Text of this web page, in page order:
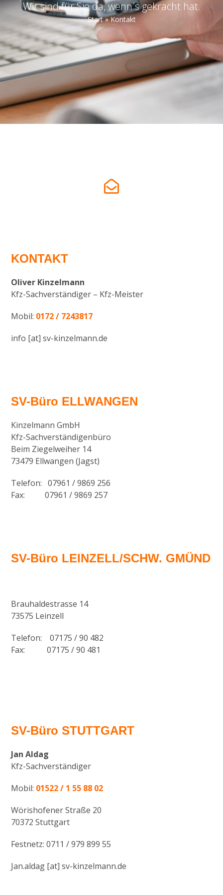
Wir sind für Sie da, wenn´s gekracht hat.
Start»Kontakt
KONTAKT
Oliver Kinzelmann
Kfz-Sachverständiger – Kfz-Meister
Mobil: 0172 / 7243817
info [at] sv-kinzelmann.de
SV-Büro ELLWANGEN
Kinzelmann GmbH
Kfz-Sachverständigenbüro
Beim Ziegelweiher 14
73479 Ellwangen (Jagst)
Telefon: 07961 / 9869 256
Fax: 07961 / 9869 257
SV-Büro LEINZELL/SCHW. GMÜND
Brauhaldestrasse 14
73575 Leinzell
Telefon: 07175 / 90 482
Fax: 07175 / 90 481
SV-Büro STUTTGART
Jan Aldag
Kfz-Sachverständiger
Mobil: 01522 / 1 55 88 02
Wörishofener Straße 20
70372 Stuttgart
Festnetz: 0711 / 979 899 55
Jan.aldag [at] sv-kinzelmann.de